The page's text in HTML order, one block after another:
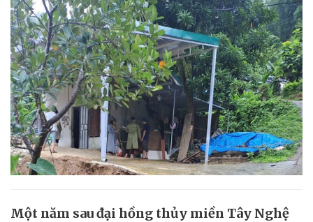
Một năm sau đại hồng thủy miền Tây Nghệ